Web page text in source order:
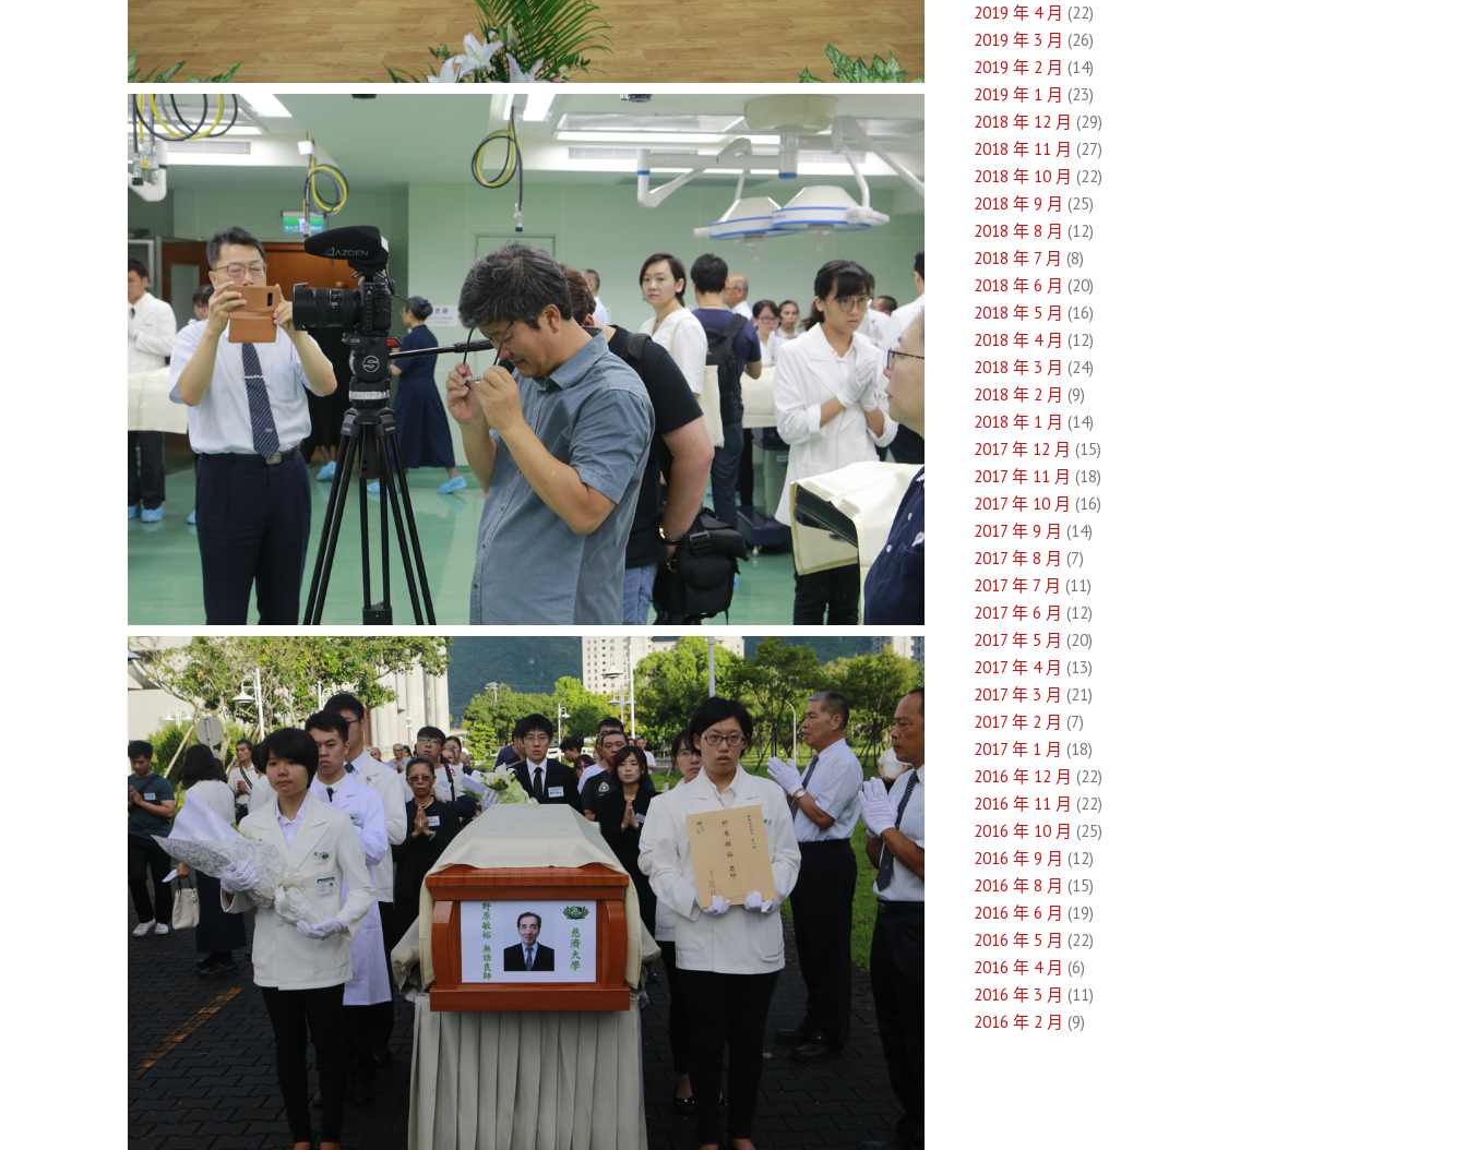
2019 年 4 月 (22)
2019 年 3 月 (26)
2019 年 2 月 (14)
2019 年 1 月 (23)
2018 年 12 月 (29)
2018 年 11 月 (27)
2018 年 10 月 (22)
2018 年 9 月 (25)
2018 年 8 月 (12)
2018 年 7 月 (8)
2018 年 6 月 (20)
2018 年 5 月 (16)
2018 年 4 月 (12)
2018 年 3 月 (24)
2018 年 2 月 (9)
2018 年 1 月 (14)
2017 年 12 月 (15)
2017 年 11 月 (18)
2017 年 10 月 (16)
2017 年 9 月 (14)
2017 年 8 月 (7)
2017 年 7 月 (11)
2017 年 6 月 (12)
2017 年 5 月 (20)
2017 年 4 月 (13)
2017 年 3 月 (21)
2017 年 2 月 (7)
2017 年 1 月 (18)
2016 年 12 月 (22)
2016 年 11 月 (22)
2016 年 10 月 (25)
2016 年 9 月 (12)
2016 年 8 月 (15)
2016 年 6 月 (19)
2016 年 5 月 (22)
2016 年 4 月 (6)
2016 年 3 月 (11)
2016 年 2 月 (9)